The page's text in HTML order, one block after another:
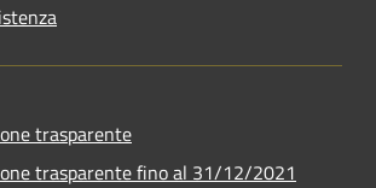
trasparente
trasparente fino al 31/12/2021